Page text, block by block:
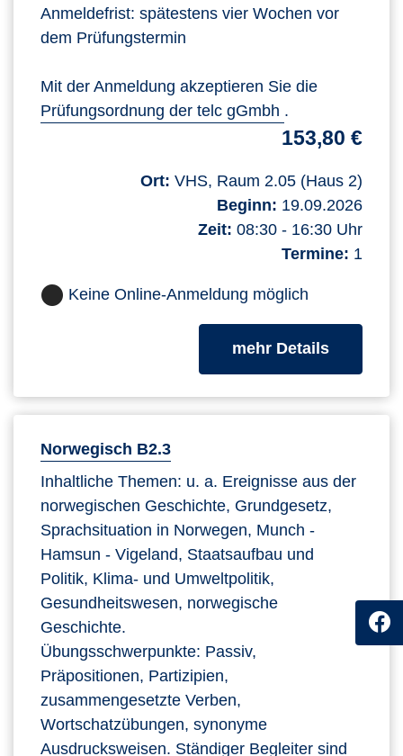
Anmeldefrist: spätestens vier Wochen vor
dem Prüfungstermin
Mit der Anmeldung akzeptieren Sie die
Prüfungsordnung der telc gGmbh .
153,80 €
Ort: VHS, Raum 2.05 (Haus 2)
Beginn: 19.09.2026
Zeit: 08:30 - 16:30 Uhr
Termine: 1
Keine Online-Anmeldung möglich
mehr Detailszum
Norwegisch B2.3
Inhaltliche Themen: u. a. Ereignisse aus der
norwegischen Geschichte, Grundgesetz,
Sprachsituation in Norwegen, Munch -
Hamsun - Vigeland, Staatsaufbau und
Politik, Klima- und Umweltpolitik,
Gesundheitswesen, norwegische
Geschichte.
Übungsschwerpunkte: Passiv,
Präpositionen, Partizipien,
zusammengesetzte Verben,
Wortschatzübungen, synonyme
Ausdrucksweisen. Ständiger Begleiter sind